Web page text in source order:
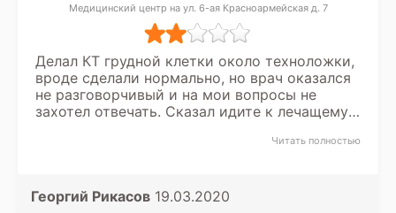
Медицинский центр на ул. 6-ая Красноармейская д. 7
Делал КТ грудной клетки около техноложки,
вроде сделали нормально, но врач оказался
не разговорчивый и на мои вопросы не
захотел отвечать. Сказал идите к лечащему
Читать полностью
Георгий Рикасов 19.03.2020